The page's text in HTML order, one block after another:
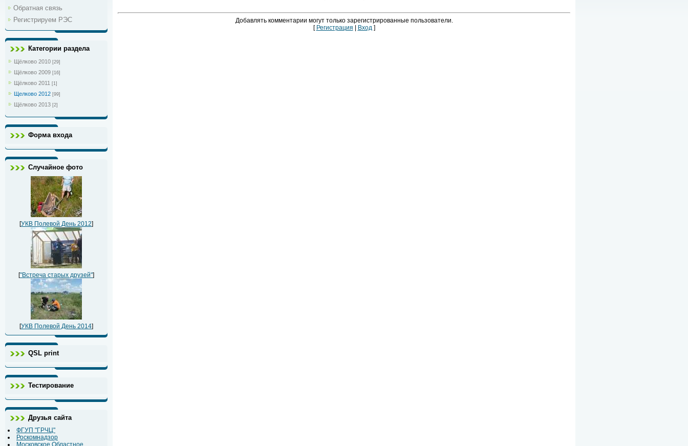
Обратная связь
Регистрируем РЭС
Категории раздела
Щёлково 2010 [29]
Щёлково 2009 [16]
Щёлково 2011 [1]
Щелково 2012 [99]
Щёлково 2013 [2]
Форма входа
Случайное фото
[УКВ Полевой День 2012]
["Встреча старых друзей"]
[УКВ Полевой День 2014]
QSL print
Тестирование
Друзья сайта
ФГУП "ГРЧЦ"
Роскомнадзор
Московское Областное
Добавлять комментарии могут только зарегистрированные пользователи.
[ Регистрация Вход]